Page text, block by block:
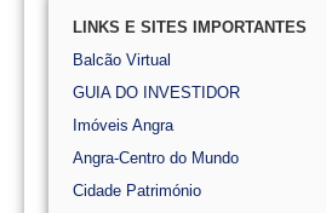
LINKS E SITES IMPORTANTES
Balcão Virtual
GUIA DO INVESTIDOR
Imóveis Angra
Angra-Centro do Mundo
Cidade Património